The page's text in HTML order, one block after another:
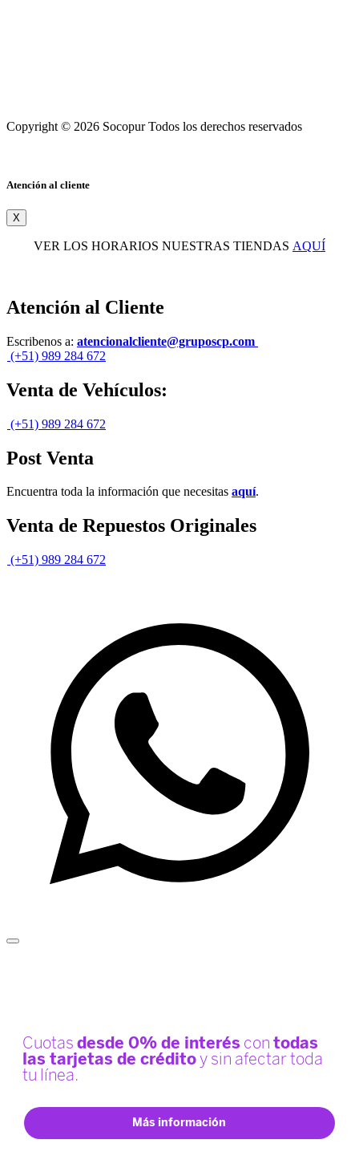
Copyright © 2026 Socopur Todos los derechos reservados
Atención al cliente
X
VER LOS HORARIOS NUESTRAS TIENDAS AQUÍ
Atención al Cliente
Escribenos a: atencionalcliente@gruposcp.com
(+51) 989 284 672
Venta de Vehículos:
(+51) 989 284 672
Post Venta
Encuentra toda la información que necesitas aquí.
Venta de Repuestos Originales
(+51) 989 284 672